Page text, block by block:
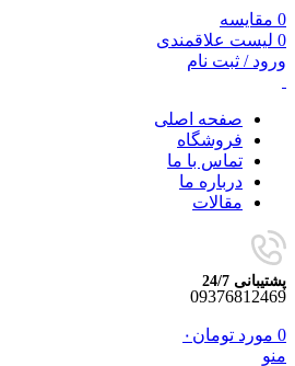
0 مقایسه
0 لیست علاقمندی
ورود / ثبت نام
صفحه اصلی
فروشگاه
تماس با ما
درباره ما
مقالات
پشتیبانی 24/7
09376812469
0 مورد تومان ۰
منو